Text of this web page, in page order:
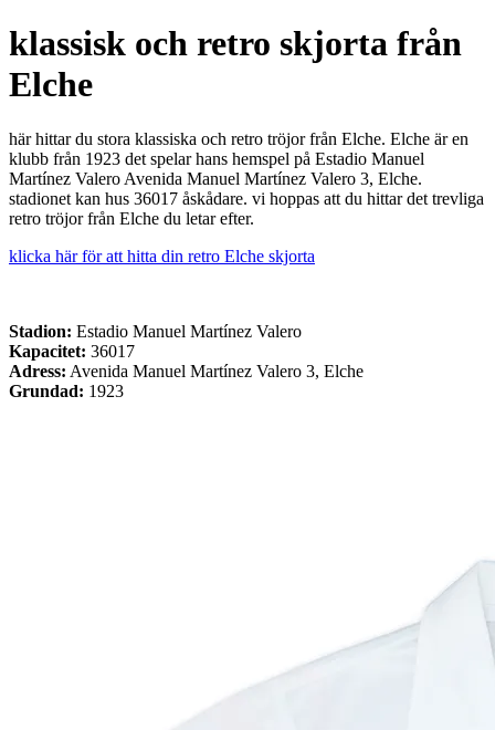
klassisk och retro skjorta från
Elche
här hittar du stora klassiska och retro tröjor från Elche. Elche är en
klubb från 1923 det spelar hans hemspel på Estadio Manuel
Martínez Valero Avenida Manuel Martínez Valero 3, Elche.
stadionet kan hus 36017 åskådare. vi hoppas att du hittar det trevliga
retro tröjor från Elche du letar efter.
klicka här för att hitta din retro Elche skjorta
Stadion: Estadio Manuel Martínez Valero
Kapacitet: 36017
Adress: Avenida Manuel Martínez Valero 3, Elche
Grundad: 1923